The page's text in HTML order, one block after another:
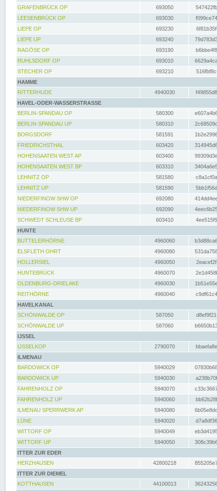
GRAFENBRÜCK OP
693050
LEESENBRÜCK OP
693030
LIEPE OP
693230
LIEPE UP
693240
RAGÖSE OP
693190
RUHLSDORF OP
693010
STECHER OP
693210
HAMME
RITTERHUDE
4940030
HAVEL-ODER-WASSERSTRASSE
BERLIN-SPANDAU OP
580300
BERLIN-SPANDAU UP
580310
BORGSDORF
581591
FRIEDRICHSTHAL
603420
HOHENSAATEN WEST AP
603400
HOHENSAATEN WEST BP
603310
LEHNITZ OP
581580
LEHNITZ UP
581590
NIEDERFINOW SHW OP
692080
NIEDERFINOW SHW UP
692090
SCHWEDT SCHLEUSE BP
603410
HUNTE
BUTTELERHÖRNE
4960060
ELSFLETH OHRT
4960080
HOLLERSIEL
4960050
HUNTEBRÜCK
4960070
OLDENBURG-DRIELAKE
4960030
REITHÖRNE
4960040
HAVELKANAL
SCHÖNWALDE OP
587050
SCHÖNWALDE UP
587060
IJSSEL
IJSSELKOP
2790070
ILMENAU
BARDOWICK OP
5940029
BARDOWICK UP
5940030
FAHRENHOLZ OP
5940070
FAHRENHOLZ UP
5940060
ILMENAU SPERRWERK AP
5940080
LÜNE
5940020
WITTORF OP
5940049
WITTORF UP
5940050
ITTER ZUR EDER
HERZHAUSEN
42800218
ITTER ZUR DIEMEL
KOTTHAUSEN
44100013